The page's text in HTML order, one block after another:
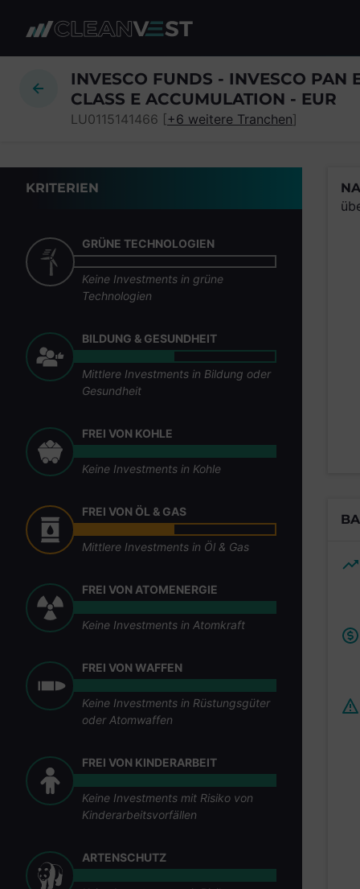
INVESCO FUNDS - INVESCO PAN
CLASS E ACCUMULATION - EUR
LU0115141466 [+6 weitere Tranchen]
KRITERIEN
GRÜNE TECHNOLOGIEN
Keine Investments in grüne
Technologien
BILDUNG & GESUNDHEIT
Mittlere Investments in Bildung oder
Gesundheit
FREI VON KOHLE
Keine Investments in Kohle
FREI VON ÖL & GAS
Mittlere Investments in Öl & Gas
FREI VON ATOMENERGIE
Keine Investments in Atomkraft
FREI VON WAFFEN
Keine Investments in Rüstungsgüter
oder Atomwaffen
FREI VON KINDERARBEIT
Keine Investments mit Risiko von
Kinderarbeitsvorfällen
ARTENSCHUTZ